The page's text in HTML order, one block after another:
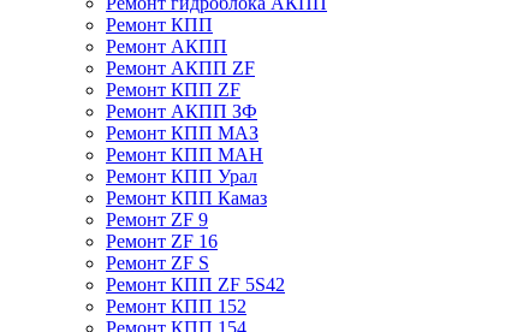
Ремонт КПП
Ремонт АКПП
Ремонт АКПП ZF
Ремонт КПП ZF
Ремонт АКПП ЗФ
Ремонт КПП МАЗ
Ремонт КПП МАН
Ремонт КПП Урал
Ремонт КПП Камаз
Ремонт ZF 9
Ремонт ZF 16
Ремонт ZF S
Ремонт КПП ZF 5S42
Ремонт КПП 152
Ремонт КПП 154